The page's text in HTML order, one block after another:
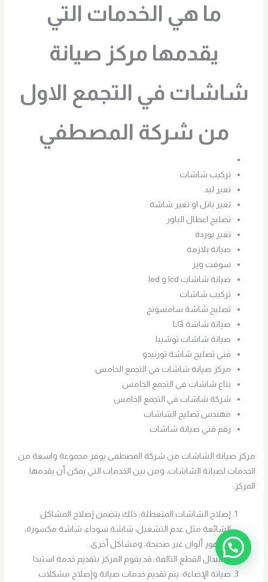
ما هي الخدمات التي
يقدمها مركز صيانة
شاشات في التجمع الاول
من شركة المصطفي
تركيب شاشات
تغير ليد
تغير بانل او تغير شاشة
تصليح اعطال الباور
تغير بوردة
صيانة بلازمة
سوفت وير
صيانة شاشات lcd و led
تركيب شاشات
تصليح شاشة سامسونج
صيانة شاشة LG
صيانة شاشات توشيبا
فني تصليح شاشة تورنيدو
مركز صيانة شاشات في التجمع الخامس
بتاع شاشات في التجمع الخامس
شركة شاشات في التجمع الخامس
مهندس تصليح الشاشات
رقم فني صيانة شاشات
مركز صيانة الشاشات من شركة المصطفى يوفر مجموعة واسعة من
الخدمات لصيانة الشاشات، ومن بين الخدمات التي يمكن أن يقدمها
المركز:
إصلاح الشاشات المتعطلة: ذلك يتضمن إصلاح المشاكل
الشائعة مثل عدم التشغيل، شاشة سوداء، شاشة مكسورة،
وظهور ألوان غير صحيحة، ومشاكل أخرى.
استبدال القطع التالفة: قد يقوم المركز بتقديم خدمة استبدا
صيانة الإضاءة: يتم تقديم خدمات صيانة وإصلاح مشكلات